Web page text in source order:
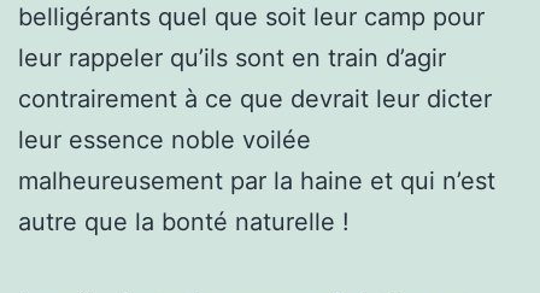
belligérants quel que soit leur camp pour
leur rappeler qu’ils sont en train d’agir
contrairement à ce que devrait leur dicter
leur essence noble voilée
malheureusement par la haine et qui n’est
autre que la bonté naturelle !